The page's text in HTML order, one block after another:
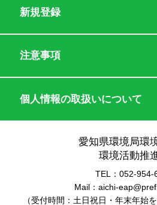
新規登録
注意事項
個人情報の取扱いについて
愛知県環境局環
環境活動推
TEL：052-954-
Mail：aichi-
（受付時間：土日祝日・年末年始